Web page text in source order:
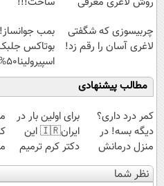
چربیسوزی که شگفتی
لاغری آسان را رقم زد!
بمب
بوتاکس
اسپیرولینا50%تخفیف
مطالب پیشنهادی
کمر درد داری؟
دیگه بسه! در
منزل درمانش
کن
(◀پرسش‌نامه)
برای اولین بار در
ایران🇮🇷 این
دکتر کرم ترمیم
کننده 23 روزه
ساخت!
نظر شما